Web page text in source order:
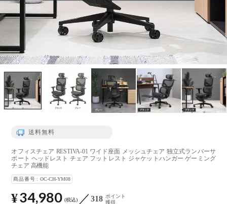
送料無料
オフィスチェア RESTIVA-01 ワイド座面 メッシュチェア 独立式ランバーサ
ポート ヘッドレスト チェア フットレスト ジャケットハンガー ゲーミング
チェア 高機能
商品番号 OC-CH-YM08
¥34,980 税込 318 ポイント
獲得